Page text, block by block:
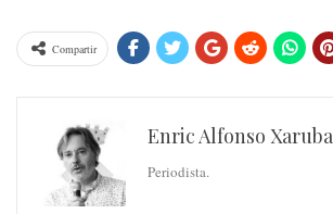
Compartir
Enric Alfonso Xaruba
Periodista.